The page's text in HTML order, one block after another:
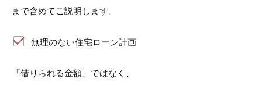
まで含めてご説明します。
無理のない住宅ローン計画
「借りられる金額」ではなく、